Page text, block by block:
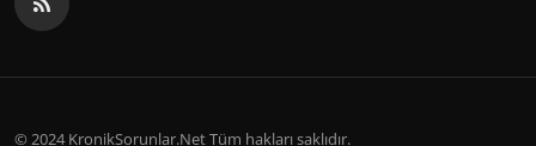
© 2024 KronikSorunlar.Net Tüm hakları saklıdır.